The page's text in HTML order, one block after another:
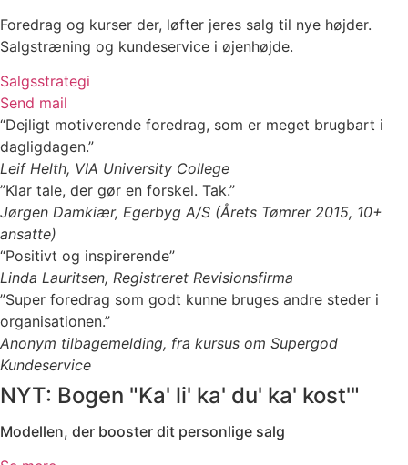
Foredrag og kurser der, løfter jeres salg til nye højder.
Salgstræning og kundeservice i øjenhøjde.
Salgsstrategi
Send mail
“Dejligt motiverende foredrag, som er meget brugbart i
dagligdagen.”
Leif Helth, VIA University College
”Klar tale, der gør en forskel. Tak.”
Jørgen Damkiær, Egerbyg A/S (Årets Tømrer 2015, 10+
ansatte)
“Positivt og inspirerende”
Linda Lauritsen, Registreret Revisionsfirma
”Super foredrag som godt kunne bruges andre steder i
organisationen.”
Anonym tilbagemelding, fra kursus om Supergod
Kundeservice
NYT: Bogen "Ka' li' ka' du' ka' kost'"
Modellen, der booster dit personlige salg